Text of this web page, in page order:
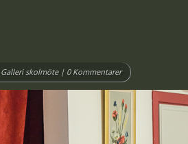
Galleri skolmöte| 0 Kommentarer